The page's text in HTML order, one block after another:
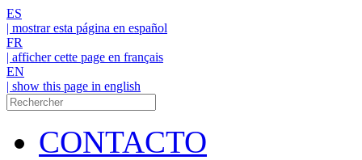
ES
| mostrar esta página en español
FR
| afficher cette page en français
EN
| show this page in english
CONTACTO